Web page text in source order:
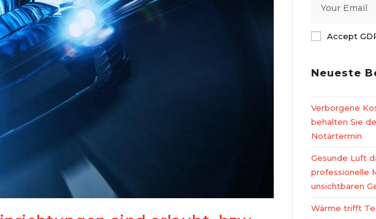
Accept
Neueste
Verborgene
behalten Sie
Notartermin
Gesunde Luft
professionelle
unsichtbaren
Wärme trifft